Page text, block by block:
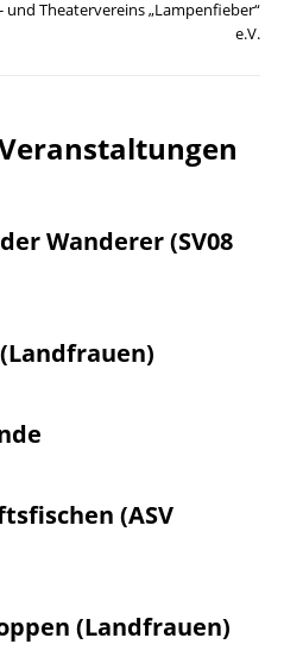
Theatervereins „Lampenfieber“
e.V.
Wanderer (SV08
(ASV
(Landfrauen)